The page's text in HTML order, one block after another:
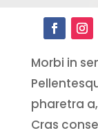
Morbi in
pharetra
Cras